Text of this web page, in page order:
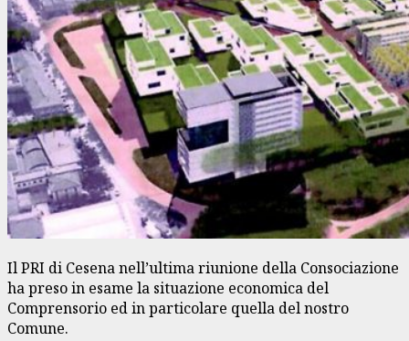
Il PRI di Cesena nell’ultima riunione della Consociazione
ha preso in esame la situazione economica del
Comprensorio ed in particolare quella del nostro
Comune.